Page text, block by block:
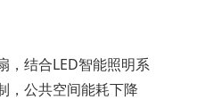
，结合LED智能照明系
，公共空间能耗下降